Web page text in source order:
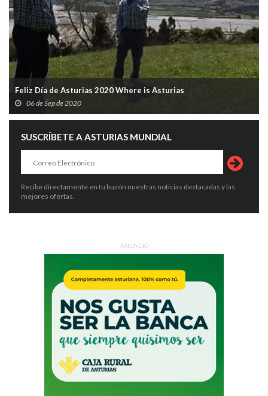
Feliz Día de Asturias 2020 Where is Asturias
06 de Sep de 2020
SUSCRÍBETE A ASTURIAS MUNDIAL
Recibe directamente en tu buzón nuestras noticias destacadas y las
mejores ofertas.
ANUNCIO